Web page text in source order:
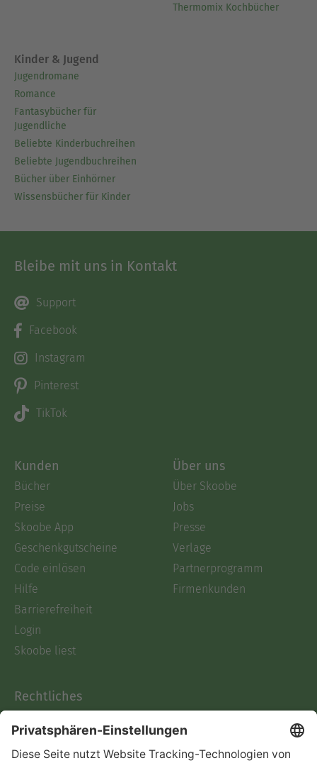
Thermomix Kochbücher
Kinder & Jugend
Jugendromane
Romance
Fantasybücher für
Jugendliche
Beliebte Kinderbuchreihen
Beliebte Jugendbuchreihen
Bücher über Einhörner
Wissensbücher für Kinder
Bleibe mit uns in Kontakt
Support
Facebook
Instagram
Pinterest
TikTok
Kunden
Bücher
Preise
Skoobe App
Geschenkgutscheine
Code einlösen
Hilfe
Barrierefreiheit
Login
Skoobe liest
Über uns
Über Skoobe
Jobs
Presse
Verlage
Partnerprogramm
Firmenkunden
Rechtliches
AGB
Informationen nach Data